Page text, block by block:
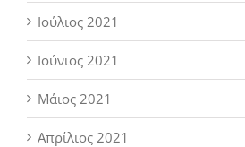
Ιούλιος 2021
Ιούνιος 2021
Μάιος 2021
Απρίλιος 2021